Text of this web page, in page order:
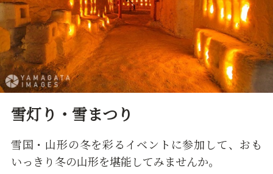
雪灯り・雪まつり
雪国・山形の冬を彩るイベントに参加して、おも
いっきり冬の山形を堪能してみませんか。